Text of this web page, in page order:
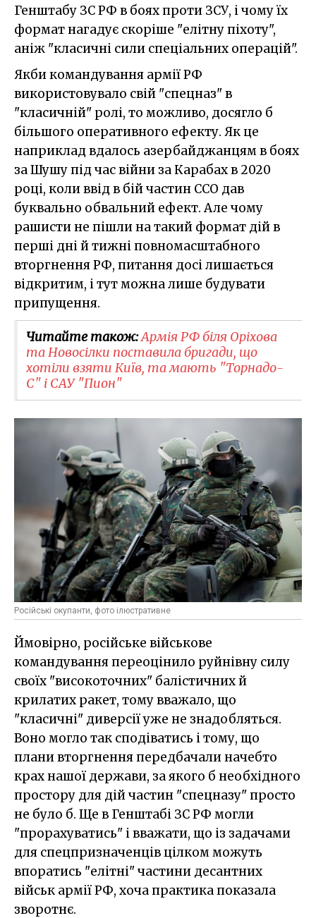
Генштабу ЗС РФ в боях проти ЗСУ, і чому їх
формат нагадує скоріше "елітну піхоту",
аніж "класичні сили спеціальних операцій".
Якби командування армії РФ
використовувало свій "спецназ" в
"класичній" ролі, то можливо, досягло б
більшого оперативного ефекту. Як це
наприклад вдалось азербайджанцям в боях
за Шушу під час війни за Карабах в 2020
році, коли ввід в бій частин ССО дав
буквально обвальний ефект. Але чому
рашисти не пішли на такий формат дій в
перші дні й тижні повномасштабного
вторгнення РФ, питання досі лишається
відкритим, і тут можна лише будувати
припущення.
Читайте також:Армія РФ біля Оріхова
та Новосілки поставила бригади, що
хотіли взяти Київ, та мають "Торнадо-
С" і САУ "Пион"
Російські окупанти, фото ілюстративне
Ймовірно, російське військове
командування переоцінило руйнівну силу
своїх "високоточних" балістичних й
крилатих ракет, тому вважало, що
"класичні" диверсії уже не знадобляться.
Воно могло так сподіватись і тому, що
плани вторгнення передбачали начебто
крах нашої держави, за якого б необхідного
простору для дій частин "спецназу" просто
не було б. Ще в Генштабі ЗС РФ могли
"прорахуватись" і вважати, що із задачами
для спецпризначенців цілком можуть
впоратись "елітні" частини десантних
військ армії РФ, хоча практика показала
зворотнє.